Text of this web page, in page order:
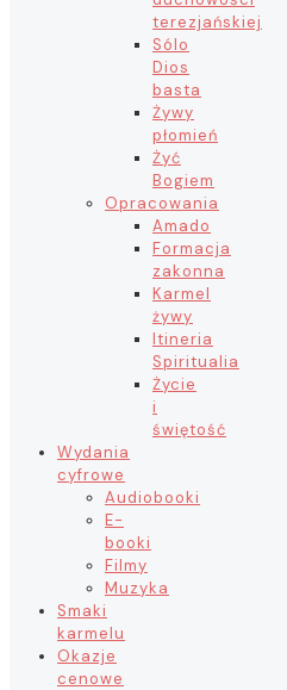
terezjańskiej
Sólo
Dios
basta
Żywy
płomień
Żyć
Bogiem
Opracowania
Amado
Formacja
zakonna
Karmel
żywy
Itineria
Spiritualia
Życie
i
świętość
Wydania
cyfrowe
Audiobooki
E-
booki
Filmy
Muzyka
Smaki
karmelu
Okazje
cenowe